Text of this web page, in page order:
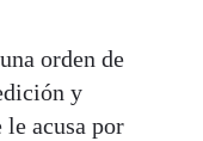
orden de
y
acusa por